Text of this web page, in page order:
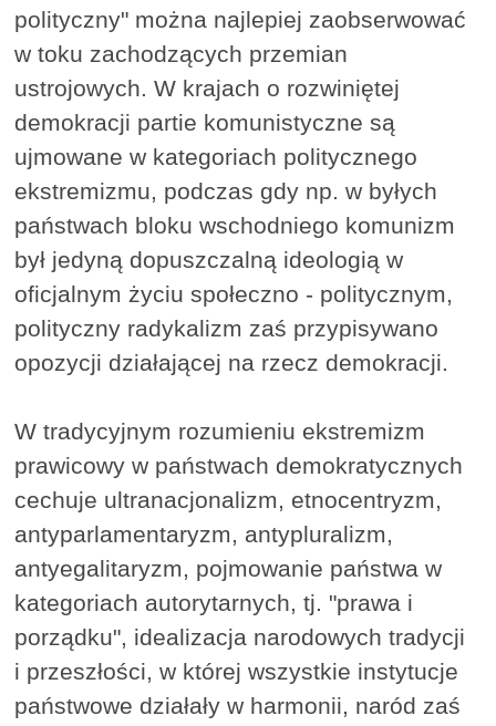
polityczny" można najlepiej zaobserwować
w toku zachodzących przemian
ustrojowych. W krajach o rozwiniętej
demokracji partie komunistyczne są
ujmowane w kategoriach politycznego
ekstremizmu, podczas gdy np. w byłych
państwach bloku wschodniego komunizm
był jedyną dopuszczalną ideologią w
oficjalnym życiu społeczno - politycznym,
polityczny radykalizm zaś przypisywano
opozycji działającej na rzecz demokracji.
W tradycyjnym rozumieniu ekstremizm
prawicowy w państwach demokratycznych
cechuje ultranacjonalizm, etnocentryzm,
antyparlamentaryzm, antypluralizm,
antyegalitaryzm, pojmowanie państwa w
kategoriach autorytarnych, tj. "prawa i
porządku", idealizacja narodowych tradycji
i przeszłości, w której wszystkie instytucje
państwowe działały w harmonii, naród zaś